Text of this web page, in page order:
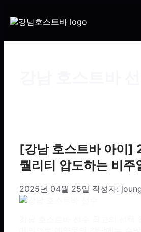
[강남 호스트바 아이]
퀄리티 압도하는 비주
2025년 04월 25일 작성자: